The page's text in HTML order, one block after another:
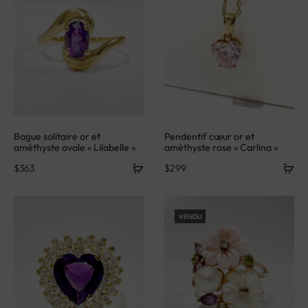
Bague solitaire or et
améthyste ovale « Lilabelle »
$363
Pendentif cœur or et
améthyste rose « Carlina »
$299
VENDU